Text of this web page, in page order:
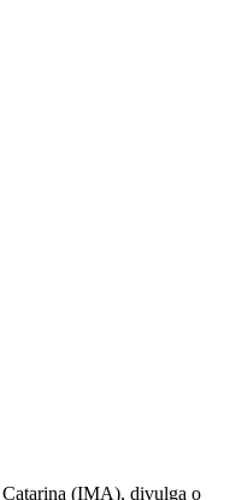
(IMA), divulga o